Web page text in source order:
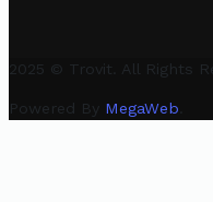
2025 © Trovit. All Rights
Powered By MegaWeb